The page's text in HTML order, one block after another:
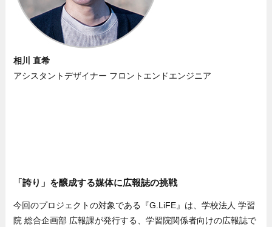
相川 直希
アシスタントデザイナー フロントエンドエンジニア
「誇り」を醸成する媒体に広報誌の挑戦
今回のプロジェクトの対象である『G.LiFE』は、学校法人 学習
院 総合企画部 広報課が発行する、学習院関係者向けの広報誌で